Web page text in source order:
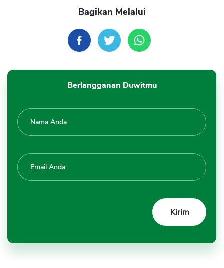
Bagikan Melalui
Berlangganan Duwitmu